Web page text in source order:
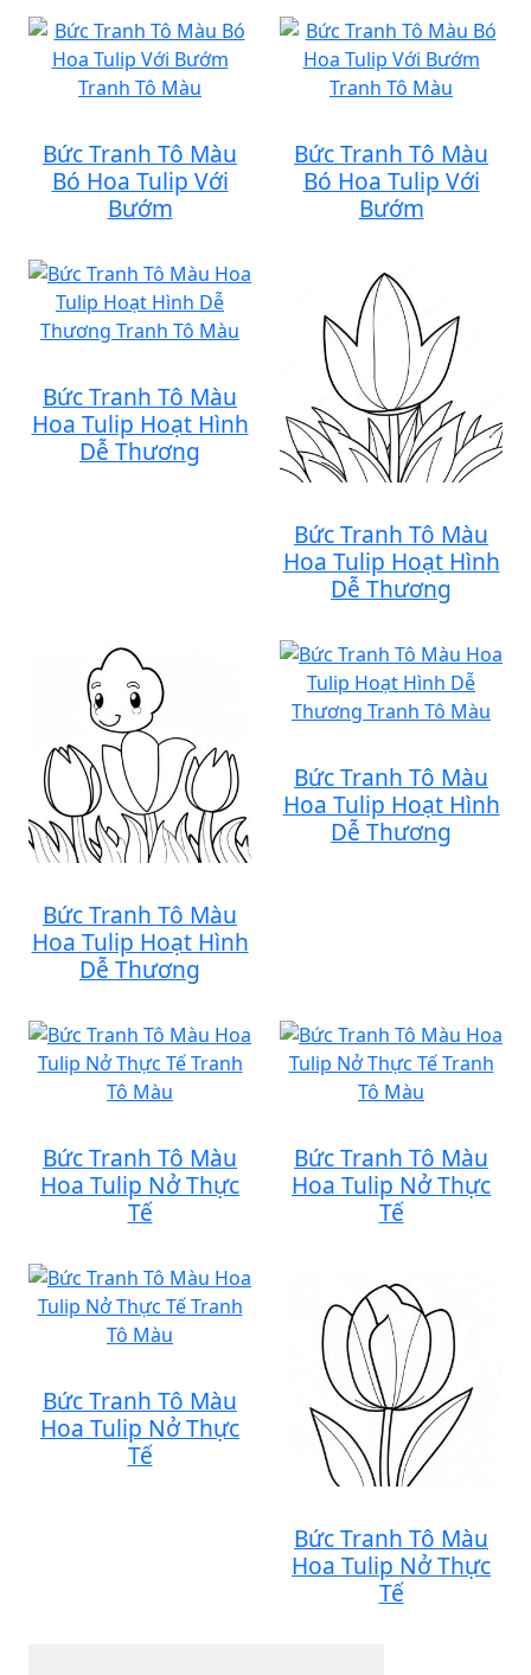
Bức Tranh Tô Màu
Bó Hoa Tulip Với
Bướm
Bức Tranh Tô Màu
Bó Hoa Tulip Với
Bướm
Bức Tranh Tô Màu
Hoa Tulip Hoạt Hình
Dễ Thương
Bức Tranh Tô Màu
Hoa Tulip Hoạt Hình
Dễ Thương
Bức Tranh Tô Màu
Hoa Tulip Hoạt Hình
Dễ Thương
Bức Tranh Tô Màu
Hoa Tulip Hoạt Hình
Dễ Thương
Bức Tranh Tô Màu
Hoa Tulip Nở Thực
Tế
Bức Tranh Tô Màu
Hoa Tulip Nở Thực
Tế
Bức Tranh Tô Màu
Hoa Tulip Nở Thực
Tế
Bức Tranh Tô Màu
Hoa Tulip Nở Thực
Tế